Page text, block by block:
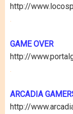
http://
.
GAME OVER
http://
.
ARCADIA
http://